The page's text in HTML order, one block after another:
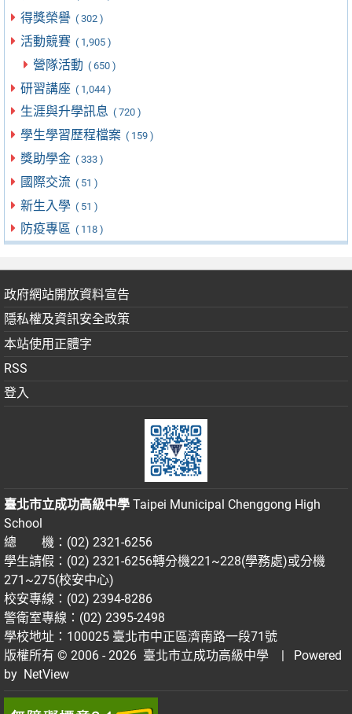
得獎榮譽 ( 302 )
活動競賽 ( 1,905 )
營隊活動 ( 650 )
研習講座 ( 1,044 )
生涯與升學訊息 ( 720 )
學生學習歷程檔案 ( 159 )
獎助學金 ( 333 )
國際交流 ( 51 )
新生入學 ( 51 )
防疫專區 ( 118 )
政府網站開放資料宣告
隱私權及資訊安全政策
本站使用正體字
RSS
登入
臺北市立成功高級中學 Taipei Municipal Chenggong High
School
總 機：(02) 2321-6256
學生請假：(02) 2321-6256轉分機221~228(學務處)或分機
271~275(校安中心)
校安專線：(02) 2394-8286
警衛室專線：(02) 2395-2498
學校地址：100025 臺北市中正區濟南路一段71號
版權所有 © 2006 - 2026 臺北市立成功高級中學
| Powered
by NetView